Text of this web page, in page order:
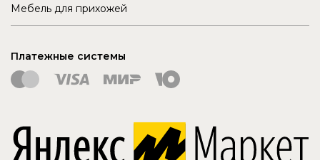
Мебель для прихожей
Платежные системы